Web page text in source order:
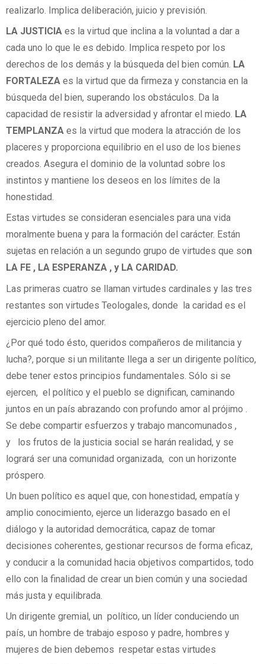
realizarlo. Implica deliberación, juicio y previsión.
LA JUSTICIA es la virtud que inclina a la voluntad a dar a
cada uno lo que le es debido. Implica respeto por los
derechos de los demás y la búsqueda del bien común. LA
FORTALEZA es la virtud que da firmeza y constancia en la
búsqueda del bien, superando los obstáculos. Da la
capacidad de resistir la adversidad y afrontar el miedo. LA
TEMPLANZA es la virtud que modera la atracción de los
placeres y proporciona equilibrio en el uso de los bienes
creados. Asegura el dominio de la voluntad sobre los
instintos y mantiene los deseos en los límites de la
honestidad.
Estas virtudes se consideran esenciales para una vida
moralmente buena y para la formación del carácter. Están
sujetas en relación a un segundo grupo de virtudes que son
LA FE , LA ESPERANZA , y LA CARIDAD.
Las primeras cuatro se llaman virtudes cardinales y las tres
restantes son virtudes Teologales, donde la caridad es el
ejercicio pleno del amor.
¿Por qué todo ésto, queridos compañeros de militancia y
lucha?, porque si un militante llega a ser un dirigente político,
debe tener estos principios fundamentales. Sólo si se
ejercen, el político y el pueblo se dignifican, caminando
juntos en un país abrazando con profundo amor al prójimo .
Se debe compartir esfuerzos y trabajo mancomunados ,
y los frutos de la justicia social se harán realidad, y se
logrará ser una comunidad organizada, con un horizonte
próspero.
Un buen político es aquel que, con honestidad, empatía y
amplio conocimiento, ejerce un liderazgo basado en el
diálogo y la autoridad democrática, capaz de tomar
decisiones coherentes, gestionar recursos de forma eficaz,
y conducir a la comunidad hacia objetivos compartidos, todo
ello con la finalidad de crear un bien común y una sociedad
más justa y equilibrada.
Un dirigente gremial, un político, un líder conduciendo un
país, un hombre de trabajo esposo y padre, hombres y
mujeres de bien debemos respetar estas virtudes